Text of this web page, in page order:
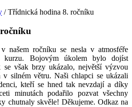
/Třídnická hodina 8. ročníku
našem ročníku se nesla v atmosféře
kurzu. Bojovým úkolem bylo dojíst
se však brzy ukázalo, největší výzvou
v silném větru. Naši chlapci se ukázali
kteří se hned tak nevzdají a díky
minutách podařilo pozvat všechny
chutnaly skvěle! Děkujeme. Odkaz na